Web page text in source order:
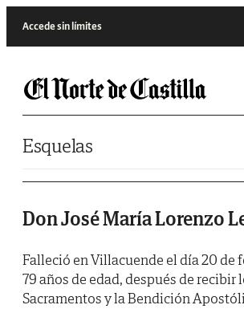
Accede sin límites
Esquelas
Don José María Lorenzo
Falleció en Villacuende el día 20 de
79 años de edad, después de recibir
Sacramentos y la Bendición